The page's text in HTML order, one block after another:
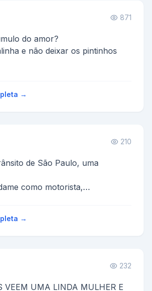
871
do amor?
e não deixar os pintinhos
→
210
de São Paulo, uma
como motorista,
a la...
→
232
VEEM UMA LINDA MULHER E